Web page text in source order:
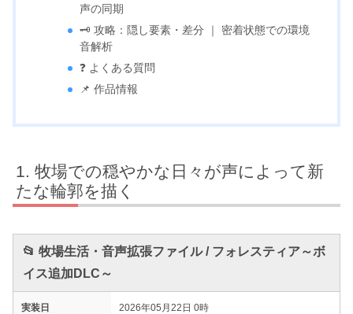
声の同期
🗝️ 攻略：隠し要素・差分 ｜ 密着状態での環境
音解析
❓ よくある質問
📌 作品情報
牧場での穏やかな日々が声によって新
たな輪郭を描く
📂 牧場生活・音声拡張ファイル / フォレスティア～ボ
イス追加DLC～
実装日 2026年05月22日 0時